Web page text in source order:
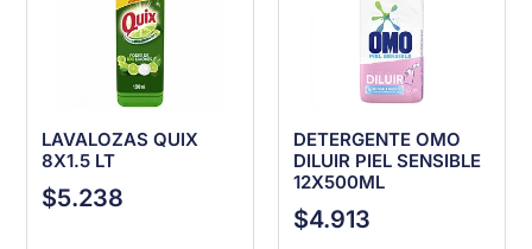
LAVALOZAS QUIX
8X1.5 LT
$5.238
DETERGENTE OMO
DILUIR PIEL SENSIBLE
12X500ML
$4.913